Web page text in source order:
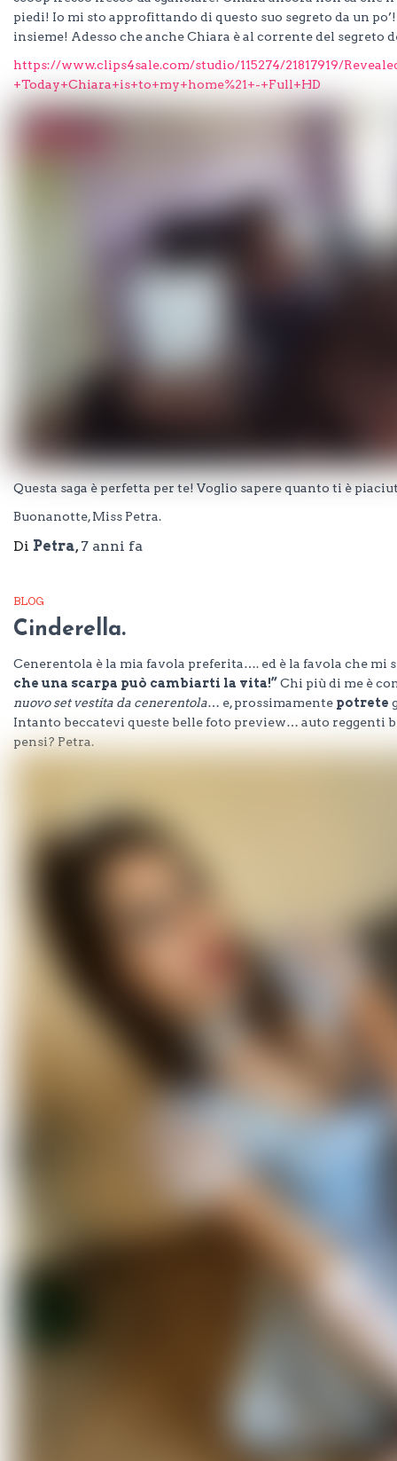
piedi! Io mi sto approfittando di questo suo segreto da un
insieme! Adesso che anche Chiara è al corrente del segreto
https://www.clips4sale.com/studio/115274/21817919/
+Today+Chiara+is+to+my+home%21+-+Full+HD
Questa saga è perfetta per te! Voglio sapere quanto ti è
Buonanotte, Miss Petra.
Di Petra,7 anni fa
BLOG
Cinderella.
Cenerentola è la mia favola preferita…. ed è la favola che mi
che una scarpa può cambiarti la vita!”Chi più di me è
nuovo set vestita da cenerentola… e, prossimamente potrete
Intanto beccatevi queste belle foto preview… auto reggenti
pensi? Petra.